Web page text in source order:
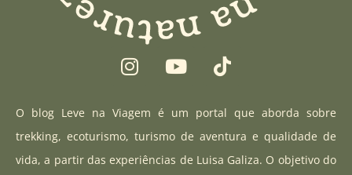
I
n
t
a
g
Y
o
t
u
b
T
i
t
o
k
O blog Leve na Viagem é um portal que aborda sobre
trekking, ecoturismo, turismo de aventura e qualidade de
vida, a partir das experiências de Luisa Galiza. O objetivo do